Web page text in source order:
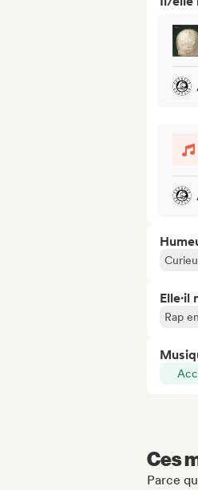
Elle·il
Rap
Ces
Parce